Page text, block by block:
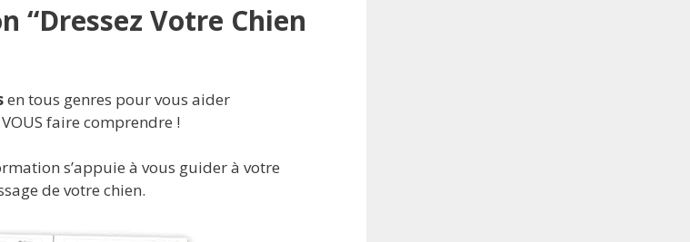
Votre Chien
en tous genres pour vous aider
faire comprendre !
s’appuie à vous guider à votre
de votre chien.